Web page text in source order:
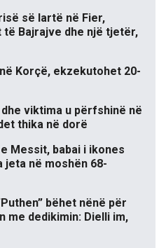
së lartë në Fier,
Bajrajve dhe një tjetër,
Korçë, ekzekutohet 20-
viktima u përfshinë në
thika në dorë
Messit, babai i ikones
jeta në moshën 68-
bëhet nënë për
me dedikimin: Dielli im,